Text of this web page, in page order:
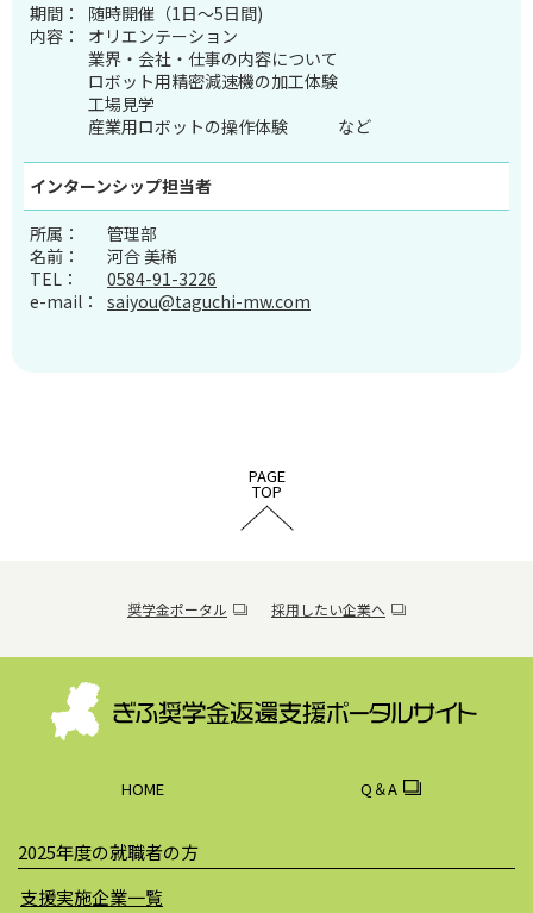
期間：
随時開催（1日～5日間)
内容：
オリエンテーション
業界・会社・仕事の内容について
ロボット用精密減速機の加工体験
工場見学
産業用ロボットの操作体験 など
インターンシップ担当者
所属：
管理部
名前：
河合 美稀
TEL：
0584-91-3226
e-mail：
saiyou@taguchi-mw.com
PAGE
TOP
奨学金ポータル 採用したい企業へ
HOME Q＆A
2025年度の就職者の方
支援実施企業一覧